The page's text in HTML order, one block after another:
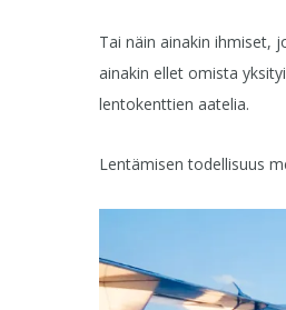
Tai näin ainakin ihmiset,
ainakin ellet omista
lentokenttien aatelia.
Lentämisen todellisuus